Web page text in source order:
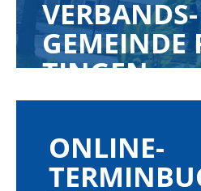
VERBANDS­
GEMEINDE
TINGEN
Herzlich Willkommen
ONLINE-